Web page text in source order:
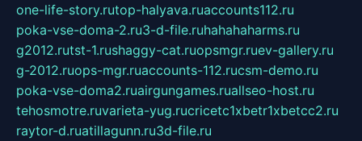
one-life-story.rutop-halyava.ruaccounts112.ru
poka-vse-doma-2.ru3-d-file.ruhahahaharms.ru
g2012.rutst-1.rushaggy-cat.ruopsmgr.ruev-gallery.ru
g-2012.ruops-mgr.ruaccounts-112.rucsm-demo.ru
poka-vse-doma2.ruairgungames.ruallseo-host.ru
tehosmotre.ruvarieta-yug.rucricetc1xbetr1xbetcc2.ru
raytor-d.ruatillagunn.ru3d-file.ru